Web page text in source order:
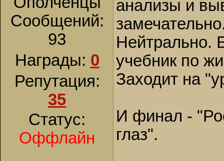
Сообщений:
93
Награды: 0
Репутация:
35
Статус:
Оффлайн
анализы и
Нейтрально.
учебник по
Заходит на
И финал -
глаз".